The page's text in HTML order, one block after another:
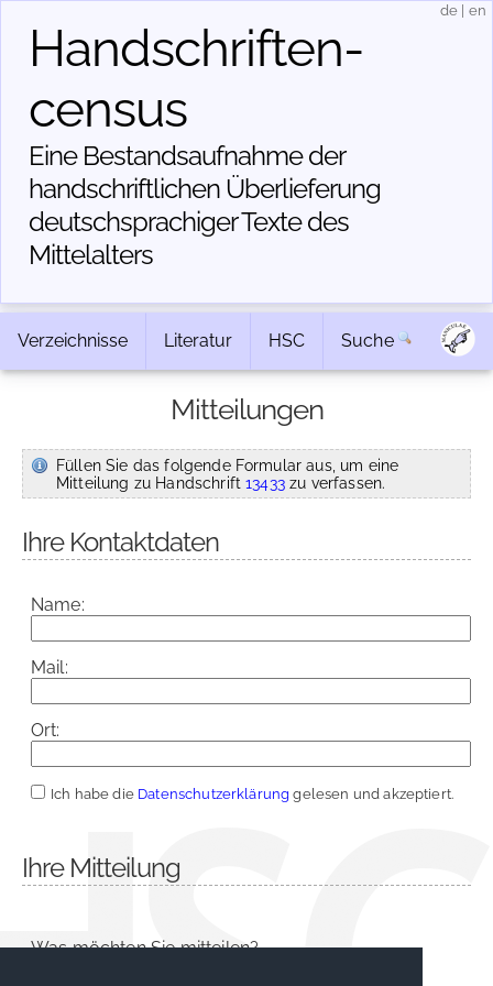
Handschriften­
census
Eine Bestandsaufnahme der
handschriftlichen Über­lieferung
deutschsprachiger Texte des
Mittelalters
de en
Verzeichnisse Literatur HSC Suche
Mitteilungen
Füllen Sie das folgende Formular aus, um eine
Mitteilung zu Handschrift13433zu verfassen.
Ihre Kontaktdaten
Name:
Mail:
Ort:
Ich habe die Datenschutzerklärung gelesen und akzeptiert.
Ihre Mitteilung
Was möchten Sie mitteilen?